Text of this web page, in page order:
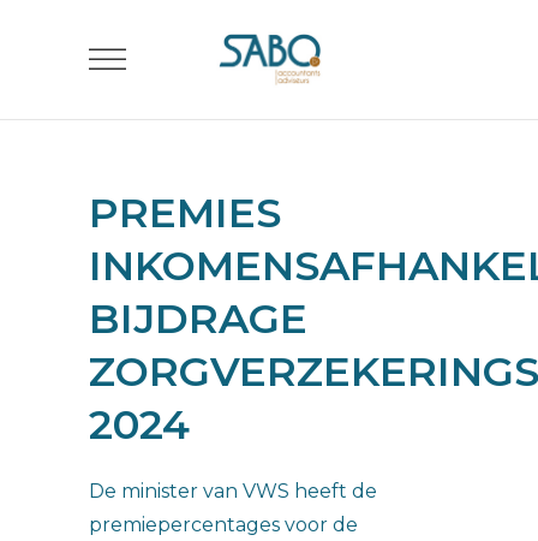
PREMIES
BIJDRAGE
2024
De minister van VWS heeft de
premiepercentages voor de